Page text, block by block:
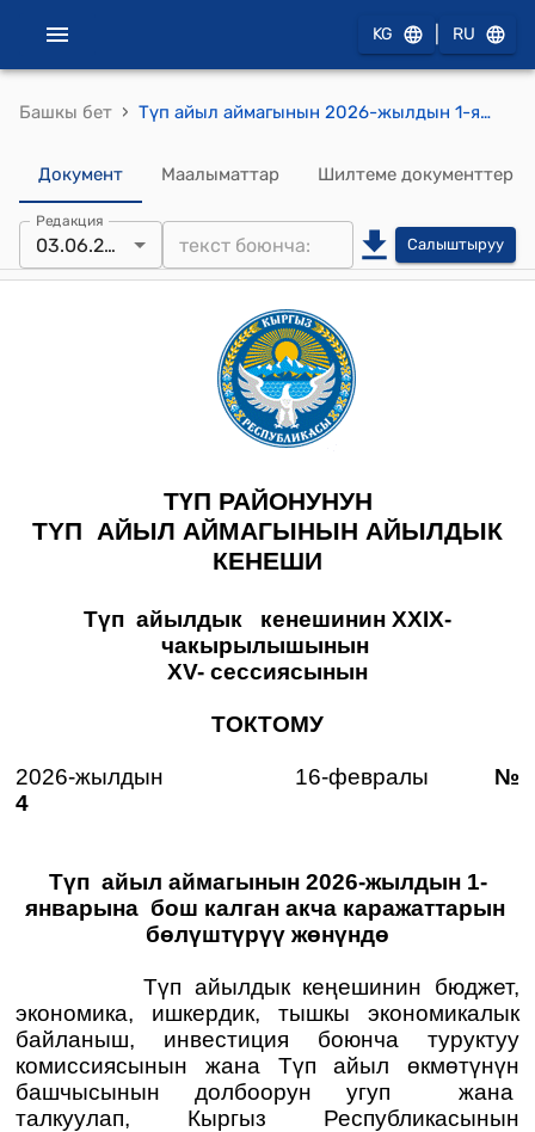
KG RU
Башкы бет › Түп айыл аймагынын 2026-жылдын 1-январына бош калган акча каражаттарын бөлүштүрүү жөнүндө токтому
Документ Маалыматтар Шилтеме документтер
Редакция
03.06.2026 Салыштыруу